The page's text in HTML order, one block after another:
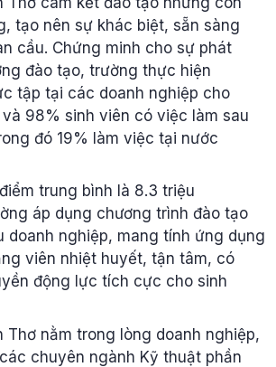
tạo nên sự khác biệt, sẵn sàng
cầu. Chứng minh cho sự phát
đào tạo, trường thực hiện
tập tại các doanh nghiệp cho
98% sinh viên có việc làm sau
đó 19% làm việc tại nước
trung bình là 8.3 triệu
áp dụng chương trình đào tạo
doanh nghiệp, mang tính ứng dụng
viên nhiệt huyết, tận tâm, có
động lực tích cực cho sinh
Thơ nằm trong lòng doanh nghiệp,
chuyên ngành Kỹ thuật phần